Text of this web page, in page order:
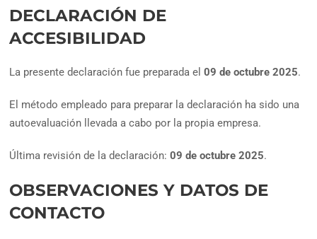
DECLARACIÓN DE
ACCESIBILIDAD
La presente declaración fue preparada el09 de octubre 2025.
El método empleado para preparar la declaración ha sido una
autoevaluación llevada a cabo por la propia empresa.
Última revisión de la declaración:09 de octubre 2025.
OBSERVACIONES Y DATOS DE
CONTACTO